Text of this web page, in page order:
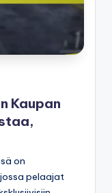
Kaupan
on
pelaajat